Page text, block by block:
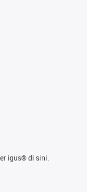
igus® di sini.